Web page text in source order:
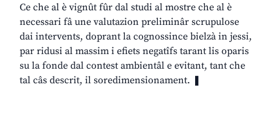
Ce che al è vignût fûr dal studi al mostre che al è
necessari fâ une valutazion preliminâr scrupulose
dai intervents, doprant la cognossince bielzà in jessi,
par ridusi al massim i efiets negatîfs tarant lis oparis
su la fonde dal contest ambientâl e evitant, tant che
tal câs descrit, il soredimensionament. ❚